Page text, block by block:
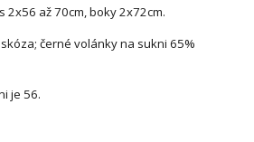
2x56 až 70cm, boky 2x72cm.
černé volánky na sukni 65%
je 56.